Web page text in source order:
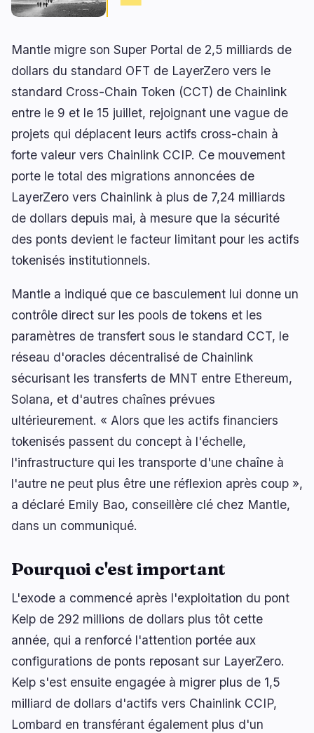
Affaires 3
Partenariats 1
Adoption 0
Solana
BNB 0
Autres Chaînes
🔥 Tendances actuelles dernières 3h
BEARISH il y a 1 heure
KPMG : 49 % des dirigeants réduisent l’usage
des agents IA
BULLISH il y a 2 heures
BEAT prend la tête du Top 100 de CoinGecko avec
une montée de 15 rangs
NEUTRAL il y a 5 minutes
et $150K
↑ ↓ naviguer ↵ ouvrir esc fermer
Mantle migre son Super Portal de 2,5 milliards de
dollars du standard OFT de LayerZero vers le
standard Cross-Chain Token (CCT) de Chainlink
entre le 9 et le 15 juillet, rejoignant une vague de
projets qui déplacent leurs actifs cross-chain à
forte valeur vers Chainlink CCIP. Ce mouvement
porte le total des migrations annoncées de
LayerZero vers Chainlink à plus de 7,24 milliards
de dollars depuis mai, à mesure que la sécurité
des ponts devient le facteur limitant pour les actifs
tokenisés institutionnels.
Mantle a indiqué que ce basculement lui donne un
contrôle direct sur les pools de tokens et les
paramètres de transfert sous le standard CCT, le
réseau d'oracles décentralisé de Chainlink
sécurisant les transferts de MNT entre Ethereum,
Solana, et d'autres chaînes prévues
ultérieurement. « Alors que les actifs financiers
tokenisés passent du concept à l'échelle,
l'infrastructure qui les transporte d'une chaîne à
l'autre ne peut plus être une réflexion après coup »,
a déclaré Emily Bao, conseillère clé chez Mantle,
dans un communiqué.
Pourquoi c'est important
L'exode a commencé après l'exploitation du pont
Kelp de 292 millions de dollars plus tôt cette
année, qui a renforcé l'attention portée aux
configurations de ponts reposant sur LayerZero.
Kelp s'est ensuite engagée à migrer plus de 1,5
milliard de dollars d'actifs vers Chainlink CCIP,
Lombard en transférant également plus d'un